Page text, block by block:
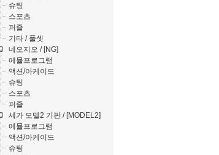
슈팅
스포츠
퍼즐
기타 / 풀셋
네오지오 / [NG]
에뮬프로그램
액션/아케이드
슈팅
스포츠
퍼즐
세가 모델2 기판 / [MODEL2]
에뮬프로그램
액션/아케이드
슈팅